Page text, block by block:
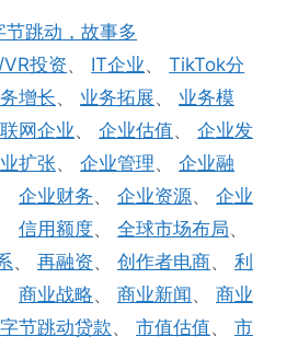
节跳动，故事多
投资、 IT企业、TikTok分
增长、 业务拓展、 业务模
网企业、 企业估值、 企业发
扩张、 企业管理、 企业融
企业财务、 企业资源、 企业
信用额度、 全球市场布局、
、 再融资、 创作者电商、 利
商业战略、 商业新闻、 商业
字节跳动贷款、 市值估值、 市